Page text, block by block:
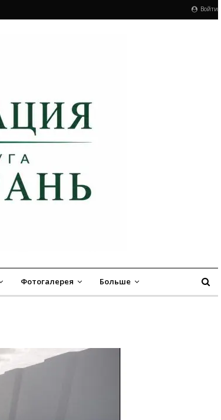
Войти
Фотогалерея Больше